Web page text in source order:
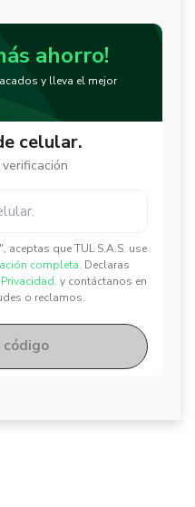
ahorro!
y lleva el mejor
celular.
aceptas que TUL S.A.S. use
completa. Declaras
y contáctanos en
o reclamos.
✕
✕
código